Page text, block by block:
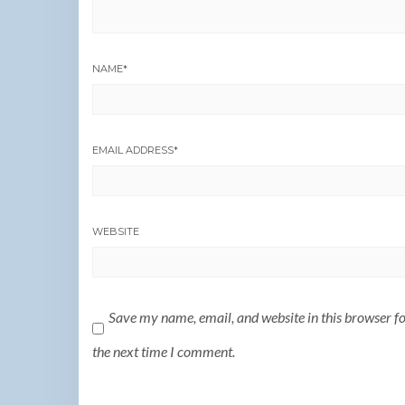
NAME*
EMAIL ADDRESS*
WEBSITE
Save my name, email, and website in this browser
the next time I comment.